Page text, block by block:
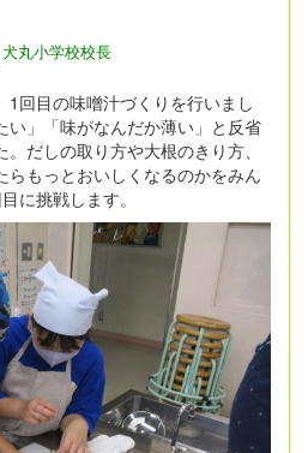
犬丸小学校校長
1回目の味噌汁づくりを行いまし
い」「味がなんだか薄い」と反省
だしの取り方や大根のきり方、
らもっとおいしくなるのかをみん
に挑戦します。